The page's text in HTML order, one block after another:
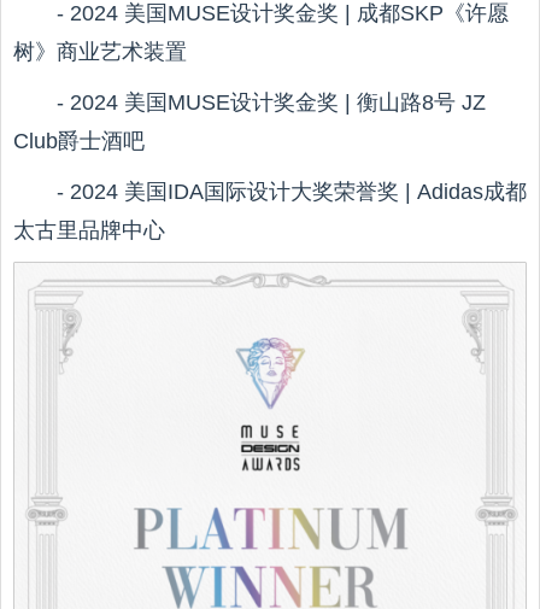
- 2024 美国MUSE设计奖金奖 | 成都SKP《许愿
树》商业艺术装置
- 2024 美国MUSE设计奖金奖 | 衡山路8号 JZ
Club爵士酒吧
- 2024 美国IDA国际设计大奖荣誉奖 | Adidas成都
太古里品牌中心